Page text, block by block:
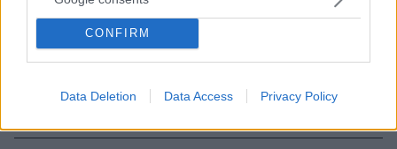
CONFIRM
Data Deletion Data Access Privacy Policy
Σιροπιαστά γλυκά: Πού βρίσκουμε από τα καλύτερα
γλυκά ταψιού για το σπίτι
08.08.2026, 00:00
Υπό έλεγχο η πυρκαγιά σε ισόγειο κατάστημα στο
Παλαιό Φάληρο, εκκενώθηκε προληπτικά πολυκατοικία